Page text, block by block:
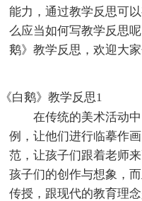
能力，通过教学反思可
么应当如何写教学反思
鹅》教学反思，欢迎大家
《白鹅》教学反思1
在传统的美术活动
例，让他们进行临摹作
范，让孩子们跟着老师
孩子们的创作与想象，
传授，跟现代的教育理念